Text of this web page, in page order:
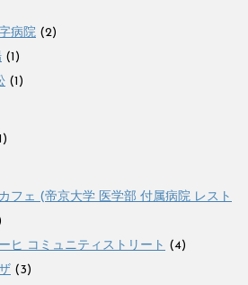
病院 (2)
(1)
(1)
フェ (帝京大学 医学部 付属病院 レスト
ヒ コミュニティストリート (4)
(3)